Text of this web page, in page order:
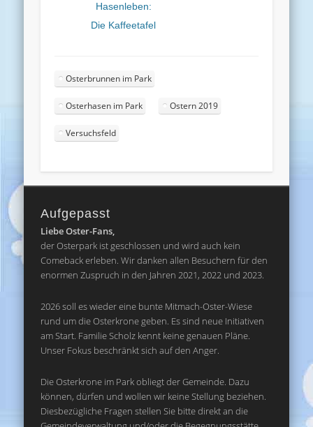
Hasenleben:
Die Kaffeetafel
Osterbrunnen im Park
Osterhasen im Park Ostern 2019
Versuchsfeld
Aufgepasst
Liebe Oster-Fans,
der Osterpark ist geschlossen und wird auch kein
Comeback erleben. Wir danken allen Besuchern für den
enormen Zuspruch in den Jahren 2021, 2022 und 2023.
2026 soll es wieder eine bunte Mitmach-Oster-Wiese
rund um die Osterkrone geben. Es sind neue Initiativen
am Start. Familie Scholz kennt keine genauen Pläne.
Unser Fokus beschränkt sich auf den Anger.
Die Osterkrone im Park obliegt der Gemeinde. Dazu
können, dürfen und wollen wir keine Stellung beziehen.
Diesbezügliche Fragen stellen Sie bitte direkt an die